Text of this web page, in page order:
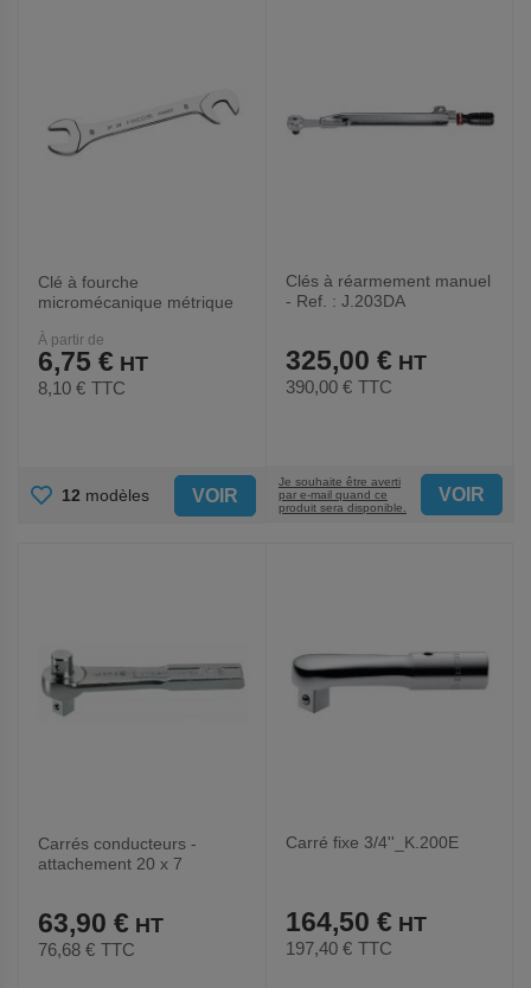
Clé à fourche
micromécanique métrique
À partir de
6,75 €
8,10 € TTC
AJOUTER
12 modèles VOIR
Clés à réarmement manuel
- Ref. : J.203DA
325,00 €
390,00 € TTC
Je souhaite être averti
par e-mail quand ce
produit sera disponible.
VOIR
Carrés conducteurs -
attachement 20 x 7
63,90 €
76,68 € TTC
Carré fixe 3/4''_K.200E
164,50 €
197,40 € TTC